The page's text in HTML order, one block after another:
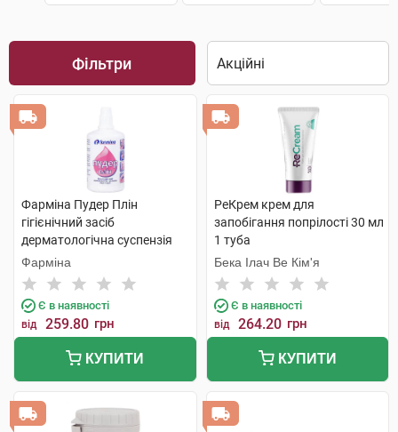
Фільтри
Фарміна Пудер Плін
гігієнічний засіб
дерматологічна суспензія
рідка пудра 100 г 1 флакон
Фарміна
Є в наявності
від 259.80 грн
КУПИТИ
РеКрем крем для
запобігання попрілості 30 мл
1 туба
Бека Ілач Ве Кім'я
Є в наявності
від 264.20 грн
КУПИТИ